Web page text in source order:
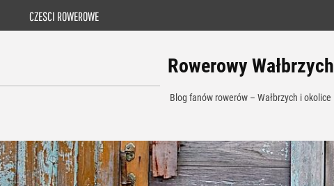
CZESCI ROWEROWE
Rowerowy Wałbrzych
Blog fanów rowerów – Wałbrzych i okolice